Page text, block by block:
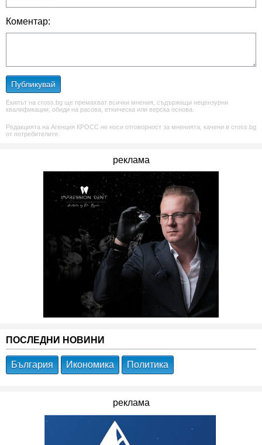
Коментар:
Публикувай
Екипът на cross.bg ще премахват всички мнения, съдържащи нецензурни
квалификации, обиди на расова, етническа или верска основа.
Редакцията на Агенция КРОСС не носи отговорност за мненията, качени в cross.bg
от потребителите.
реклама
ПОСЛЕДНИ НОВИНИ
България Икономика Политика
реклама